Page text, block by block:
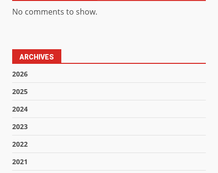
No comments to show.
ARCHIVES
2026
2025
2024
2023
2022
2021